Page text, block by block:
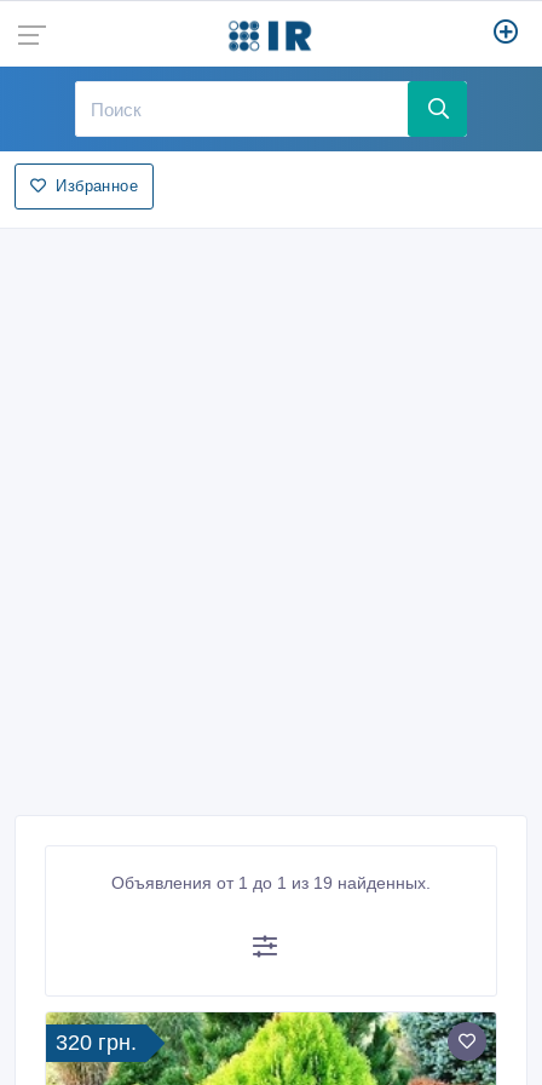
Избранное
Объявления от 1 до 1 из 19 найденных.
320 грн.